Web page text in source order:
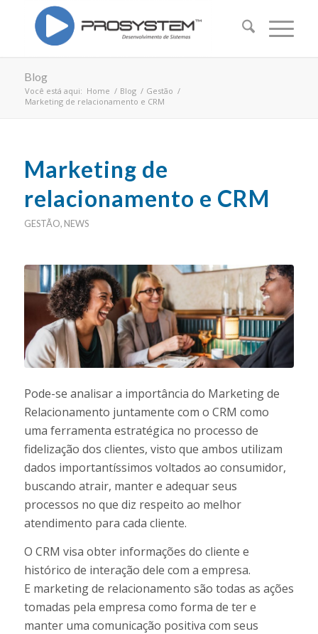
Blog
Você está aqui: Home / Blog / Gestão /
Marketing de relacionamento e CRM
Marketing de
relacionamento e CRM
GESTÃO, NEWS
Pode-se analisar a importância do Marketing de
Relacionamento juntamente com o CRM como
uma ferramenta estratégica no processo de
fidelização dos clientes, visto que ambos utilizam
dados importantíssimos voltados ao consumidor,
buscando atrair, manter e adequar seus
processos no que diz respeito ao melhor
atendimento para cada cliente.
O CRM visa obter informações do cliente e
histórico de interação dele com a empresa.
E marketing de relacionamento são todas as ações
tomadas pela empresa como forma de ter e
manter uma comunicação positiva com seus